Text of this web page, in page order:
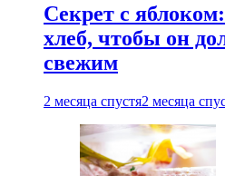
Секрет с
хлеб, чтобы он
свежим
2 месяца спустя2 месяца